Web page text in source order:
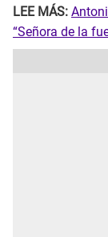
LEE MÁS:
“Señora de la